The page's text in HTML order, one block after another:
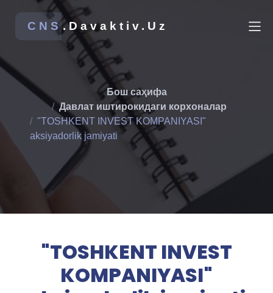
CNS.Davaktiv.Uz
Бош саҳифа
Давлат иштирокидаги корхоналар
"TOSHKENT INVEST KOMPANIYASI"
aksiyadorlik jamiyati
"TOSHKENT INVEST
KOMPANIYASI"